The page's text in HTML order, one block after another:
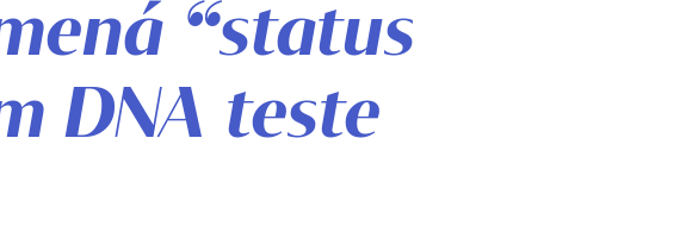
“status
DNA teste